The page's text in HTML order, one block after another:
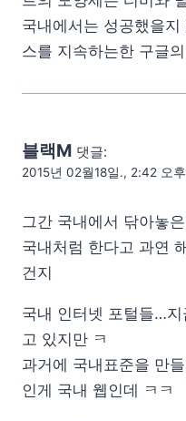
국내에서는 성공했을
스를 지속하는한 구글
블랙M 댓글:
2015년 02월18일., 2:42 오후
그간 국내에서 닦아놓
국내처럼 한다고 과연
건지
국내 인터넷 포털들…
고 있지만 ㅋ
과거에 국내표준을 만
인게 국내 웹인데 ㅋㅋ